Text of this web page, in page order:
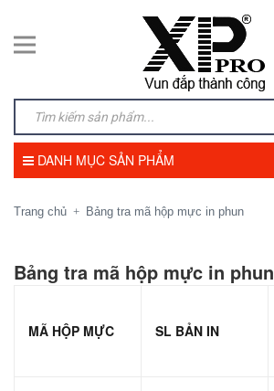
DANH MỤC SẢN PHẨM
Trang chủ + Bảng tra mã hộp mực in phun
Bảng tra mã hộp mực in phun
MÃ HỘP MỰC SL BẢN IN